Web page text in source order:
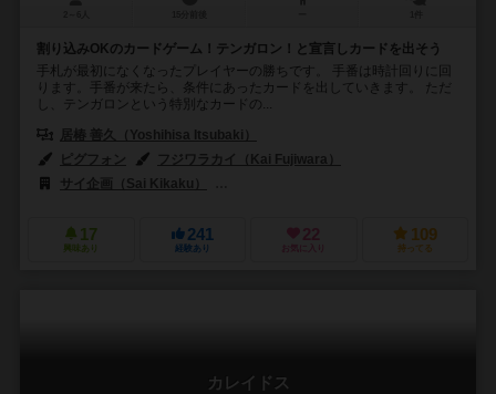
割り込みOKのカードゲーム！テンガロン！と宣言しカードを出そう
手札が最初になくなったプレイヤーの勝ちです。 手番は時計回りに回
ります。手番が来たら、条件にあったカードを出していきます。 ただ
し、テンガロンという特別なカードの...
居椿 善久（Yoshihisa Itsubaki）
ピグフォン
フジワラカイ（Kai Fujiwara）
サイ企画（Sai Kikaku）
17
興味あり
241
経験あり
22
お気に入り
109
持ってる
カレイドス